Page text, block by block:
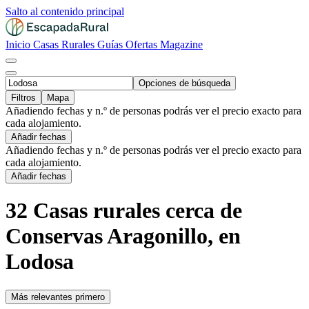
Salto al contenido principal
Inicio Casas Rurales Guías Ofertas Magazine
Opciones de búsqueda
Filtros
Mapa
Añadiendo fechas y n.º de personas podrás ver el precio exacto para
cada alojamiento.
Añadir fechas
Añadiendo fechas y n.º de personas podrás ver el precio exacto para
cada alojamiento.
Añadir fechas
32 Casas rurales cerca de
Conservas Aragonillo, en
Lodosa
Más relevantes primero